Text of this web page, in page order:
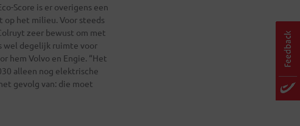
Score is er overigens een
het milieu. Voor steeds
zeer bewust om met
wel degelijk ruimte voor
hem Volvo en Engie. “Het
alleen nog elektrische
gevolg van: die moet